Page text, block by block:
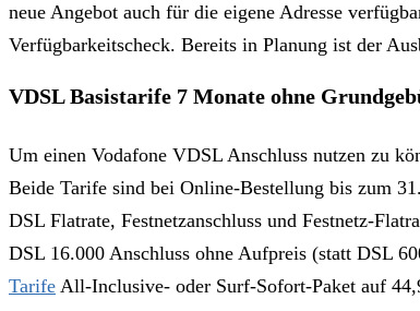
neue Angebot auch für die eigene Adresse
Verfügbarkeitscheck. Bereits in Planung ist der
VDSL Basistarife 7 Monate ohne
Um einen Vodafone VDSL Anschluss nutzen zu
Beide Tarife sind bei Online-Bestellung bis zum
DSL Flatrate, Festnetzanschluss und Festnetz-
DSL 16.000 Anschluss ohne Aufpreis (statt DSL
Tarife All-Inclusive- oder Surf-Sofort-Paket auf